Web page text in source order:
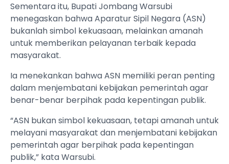
Sementara itu, Bupati Jombang Warsubi
menegaskan bahwa Aparatur Sipil Negara (ASN)
bukanlah simbol kekuasaan, melainkan amanah
untuk memberikan pelayanan terbaik kepada
masyarakat.
Ia menekankan bahwa ASN memiliki peran penting
dalam menjembatani kebijakan pemerintah agar
benar-benar berpihak pada kepentingan publik.
“ASN bukan simbol kekuasaan, tetapi amanah untuk
melayani masyarakat dan menjembatani kebijakan
pemerintah agar berpihak pada kepentingan
publik,” kata Warsubi.